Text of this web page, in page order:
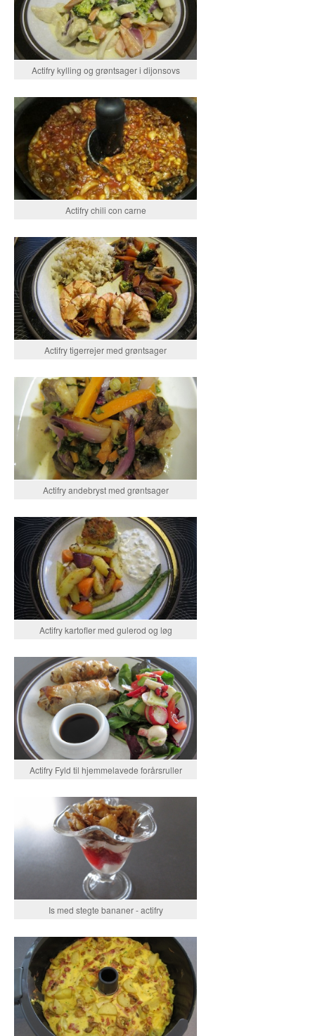
Actifry kylling og grøntsager i dijonsovs
Actifry chili con carne
Actifry tigerrejer med grøntsager
Actifry andebryst med grøntsager
Actifry kartofler med gulerod og løg
Actifry Fyld til hjemmelavede forårsruller
Is med stegte bananer - actifry